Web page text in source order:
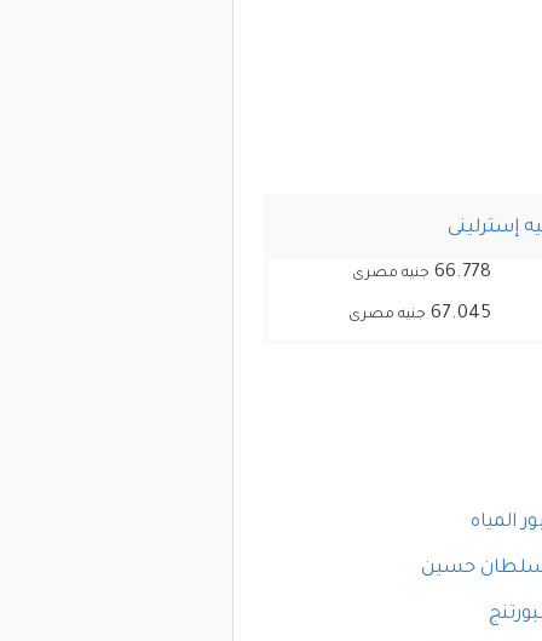
إسترلينى
66.778 جنيه مصرى
67.045 جنيه مصرى
المياه
حسين